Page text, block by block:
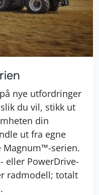
nye utfordringer
du vil, stikk ut
din
ut fra egne
Magnum™-serien.
eller PowerDrive-
radmodell; totalt